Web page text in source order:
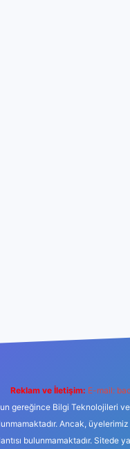
Reklam ve İletişim: E-mail:
gereğince Bilgi Teknolojileri
Ancak,
bulunmamaktadır. Sitede